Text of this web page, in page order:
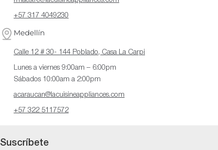
+57 317 4049230
Medellín
Calle 12 # 30- 144 Poblado, Casa La Carpi
Lunes a viernes 9:00am – 6:00pm
Sábados 10:00am a 2:00pm
acaraucan@lacuisineappliances.com
+57 322 5117572
Suscríbete